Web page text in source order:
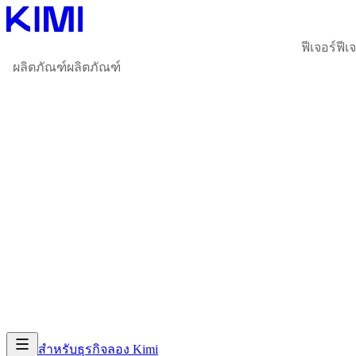
ผลิตภัณฑ์ผลิตภัณฑ์
ฟีเจอร์ฟีเ
สำหรับธุรกิจลอง Kimi